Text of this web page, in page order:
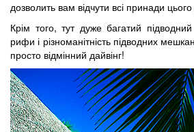
дозволить вам відчути всі принади
Крім того, тут дуже багатий підводний
рифи і різноманітність підводних
просто відмінний дайвінг!